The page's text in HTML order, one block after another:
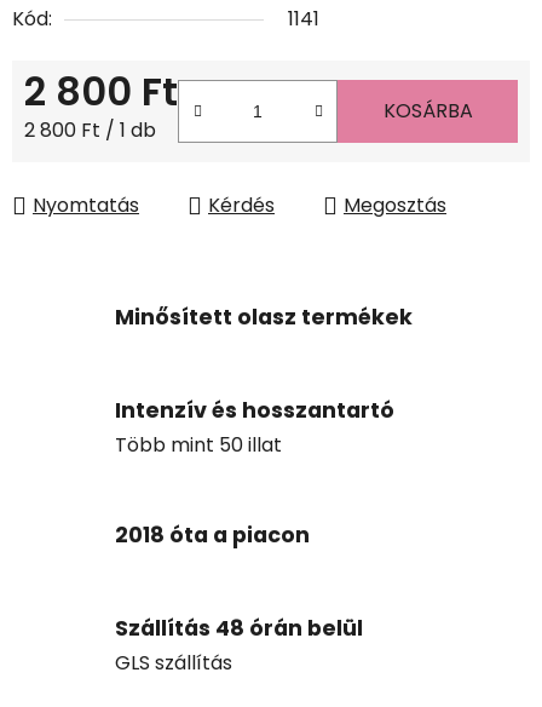
Kód:
1141
2 800 Ft
Egységár:
2 800 Ft / 1 db
KOSÁRBA
Nyomtatás Kérdés Megosztás
Minősített olasz termékek
Intenzív és hosszantartó
Több mint 50 illat
2018 óta a piacon
Szállítás 48 órán belül
GLS szállítás